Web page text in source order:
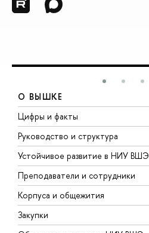
О ВЫШКЕ
Цифры и факты
Руководство и структура
Устойчивое развитие в НИУ ВШЭ
Преподаватели и сотрудники
Корпуса и общежития
Закупки